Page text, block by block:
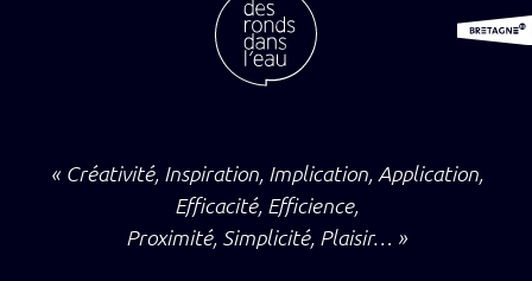
« Créativité, Inspiration, Implication, Application,
Efficacité, Efficience,
Proximité, Simplicité, Plaisir… »